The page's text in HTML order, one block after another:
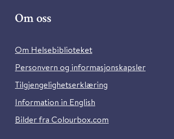
Om oss
Om Helsebiblioteket
Personvern og informasjonskapsler
Tilgjengelighetserklæring
Information in English
Bilder fra Colourbox.com